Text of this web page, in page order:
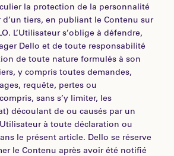
la protection de la personnalité
d’un tiers, en publiant le Contenu sur
L’Utilisateur s’oblige à défendre,
Dello et de toute responsabilité
de toute nature formulés à son
y compris toutes demandes,
requête, pertes ou
sans s’y limiter, les
découlant de ou causés par un
à toute déclaration ou
le présent article. Dello se réserve
le Contenu après avoir été notifié